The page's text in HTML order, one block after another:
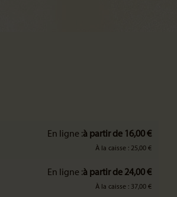
En ligne :à partir de 16,00 €
À la caisse : 25,00 €
En ligne :à partir de 24,00 €
À la caisse : 37,00 €